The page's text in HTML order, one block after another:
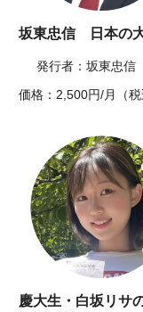
坂東忠信 日本の
発行者：坂東忠信
価格：2,500円/月（税
慶大生・白坂リサ